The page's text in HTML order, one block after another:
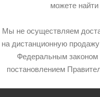
можете
Мы не осуществляем
на дистанционную
Федеральным законом
постановлением